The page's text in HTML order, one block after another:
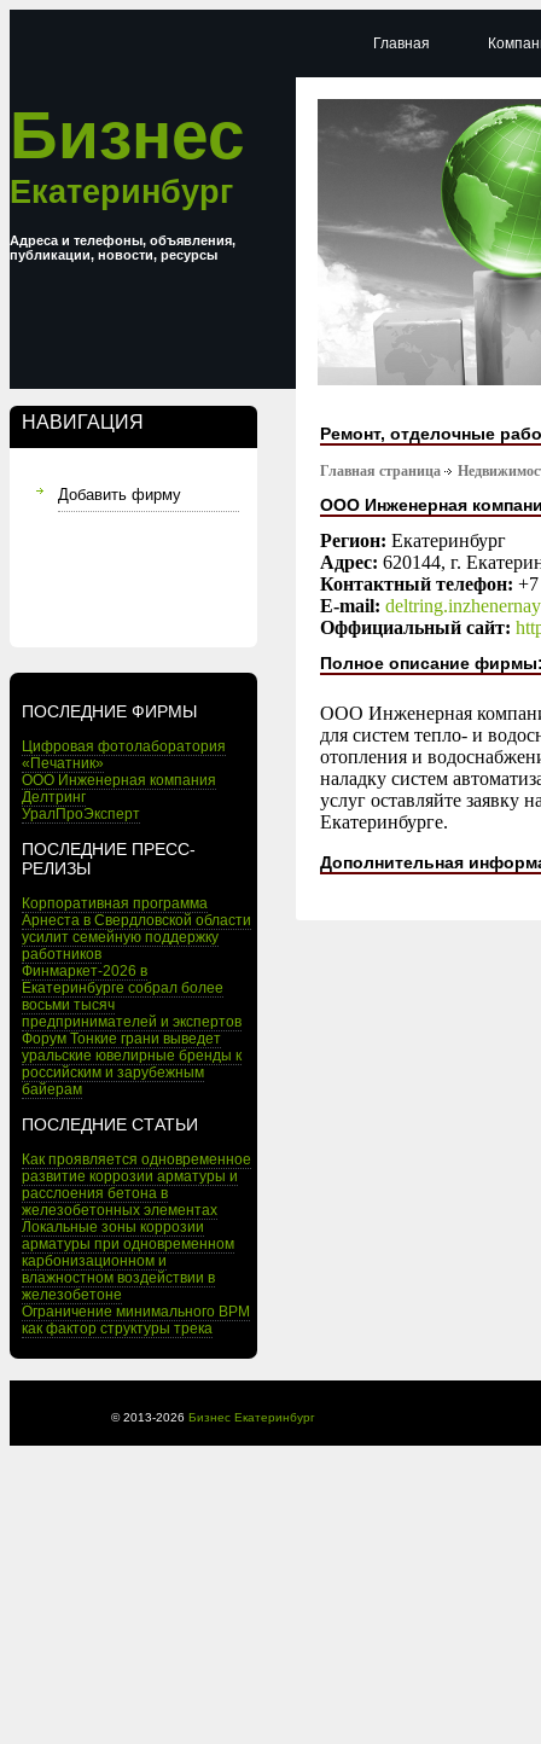
Бизнес
Екатеринбург
Адреса и телефоны, объявления,
публикации, новости, ресурсы
НАВИГАЦИЯ
Добавить фирму
ПОСЛЕДНИЕ ФИРМЫ
Цифровая фотолаборатория
«Печатник»
ООО Инженерная компания
Делтринг
УралПроЭксперт
ПОСЛЕДНИЕ ПРЕСС-
РЕЛИЗЫ
Корпоративная программа
Арнеста в Свердловской области
усилит семейную поддержку
работников
Финмаркет-2026 в
Екатеринбурге собрал более
восьми тысяч
предпринимателей и экспертов
Форум Тонкие грани выведет
уральские ювелирные бренды к
российским и зарубежным
байерам
ПОСЛЕДНИЕ СТАТЬИ
Как проявляется одновременное
развитие коррозии арматуры и
расслоения бетона в
железобетонных элементах
Локальные зоны коррозии
арматуры при одновременном
карбонизационном и
влажностном воздействии в
железобетоне
Ограничение минимального BPM
как фактор структуры трека
Главная
Ремонт, отделочные
Главная страница
ООО Инженерная
Регион: Екатеринбург
Адрес: 620144, г.
Контактный телефон:
E-mail:
Оффициальный сайт:
Полное описание
ООО Инженерная
для систем тепло- и
отопления и
наладку систем
услуг оставляйте заявку
Екатеринбурге.
Дополнительная
© 2013-2026 Бизнес Екатеринбург